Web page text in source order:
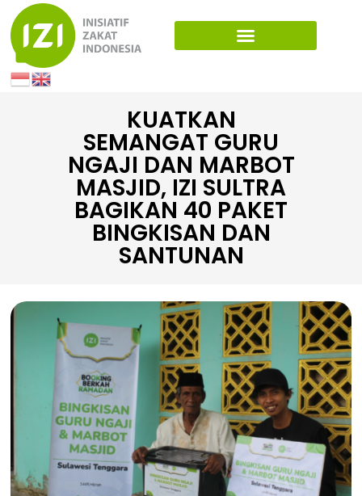
KUATKAN
SEMANGAT GURU
NGAJI DAN MARBOT
MASJID, IZI SULTRA
BAGIKAN 40 PAKET
BINGKISAN DAN
SANTUNAN